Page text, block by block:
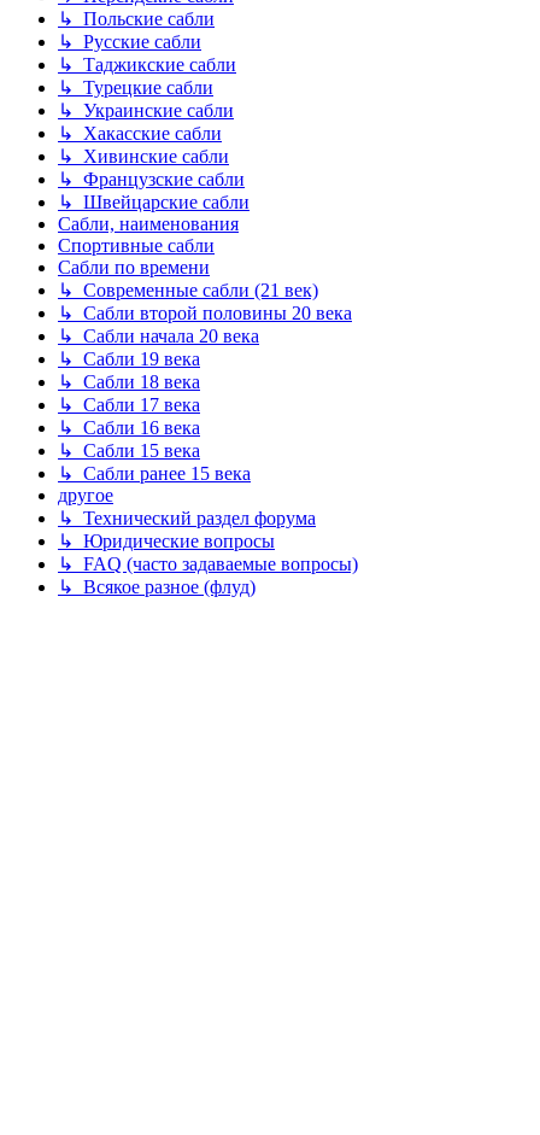
↳ Польские сабли
↳ Русские сабли
↳ Таджикские сабли
↳ Турецкие сабли
↳ Украинские сабли
↳ Хакасские сабли
↳ Хивинские сабли
↳ Французские сабли
↳ Швейцарские сабли
Сабли, наименования
Спортивные сабли
Сабли по времени
↳ Современные сабли (21 век)
↳ Сабли второй половины 20 века
↳ Сабли начала 20 века
↳ Сабли 19 века
↳ Сабли 18 века
↳ Сабли 17 века
↳ Сабли 16 века
↳ Сабли 15 века
↳ Сабли ранее 15 века
другое
↳ Технический раздел форума
↳ Юридические вопросы
↳ FAQ (часто задаваемые вопросы)
↳ Всякое разное (флуд)